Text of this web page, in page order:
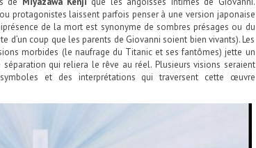
protagonistes laissent parfois penser à une version japonaise
de la mort est synonyme de sombres présages ou du
coup que les parents de Giovanni soient bien vivants). Les
morbides (le naufrage du Titanic et ses fantômes) jette un
qui reliera le rêve au réel. Plusieurs visions seraient
et des interprétations qui traversent cette œuvre